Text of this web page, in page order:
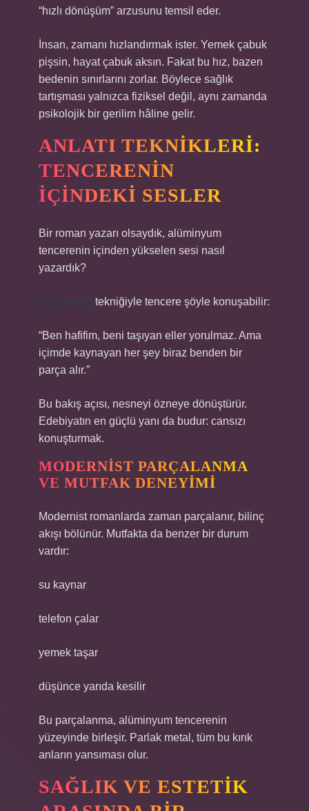
“hızlı dönüşüm” arzusunu temsil eder.
İnsan, zamanı hızlandırmak ister. Yemek çabuk
pişsin, hayat çabuk aksın. Fakat bu hız, bazen
bedenin sınırlarını zorlar. Böylece sağlık
tartışması yalnızca fiziksel değil, aynı zamanda
psikolojik bir gerilim hâline gelir.
ANLATI TEKNIKLERI:
TENCERENIN
İÇINDEKI SESLER
Bir roman yazarı olsaydık, alüminyum
tencerenin içinden yükselen sesi nasıl
yazardık?
İç monolog tekniğiyle tencere şöyle konuşabilir:
“Ben hafifim, beni taşıyan eller yorulmaz. Ama
içimde kaynayan her şey biraz benden bir
parça alır.”
Bu bakış açısı, nesneyi özneye dönüştürür.
Edebiyatın en güçlü yanı da budur: cansızı
konuşturmak.
MODERNIST PARÇALANMA
VE MUTFAK DENEYIMI
Modernist romanlarda zaman parçalanır, bilinç
akışı bölünür. Mutfakta da benzer bir durum
vardır:
su kaynar
telefon çalar
yemek taşar
düşünce yarıda kesilir
Bu parçalanma, alüminyum tencerenin
yüzeyinde birleşir. Parlak metal, tüm bu kırık
anların yansıması olur.
SAĞLIK VE ESTETIK